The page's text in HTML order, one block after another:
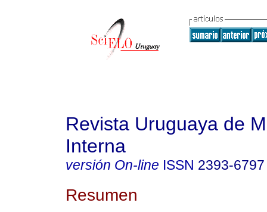
Revista Uruguaya de
Interna
versión On-line ISSN 2393-6797
Resumen